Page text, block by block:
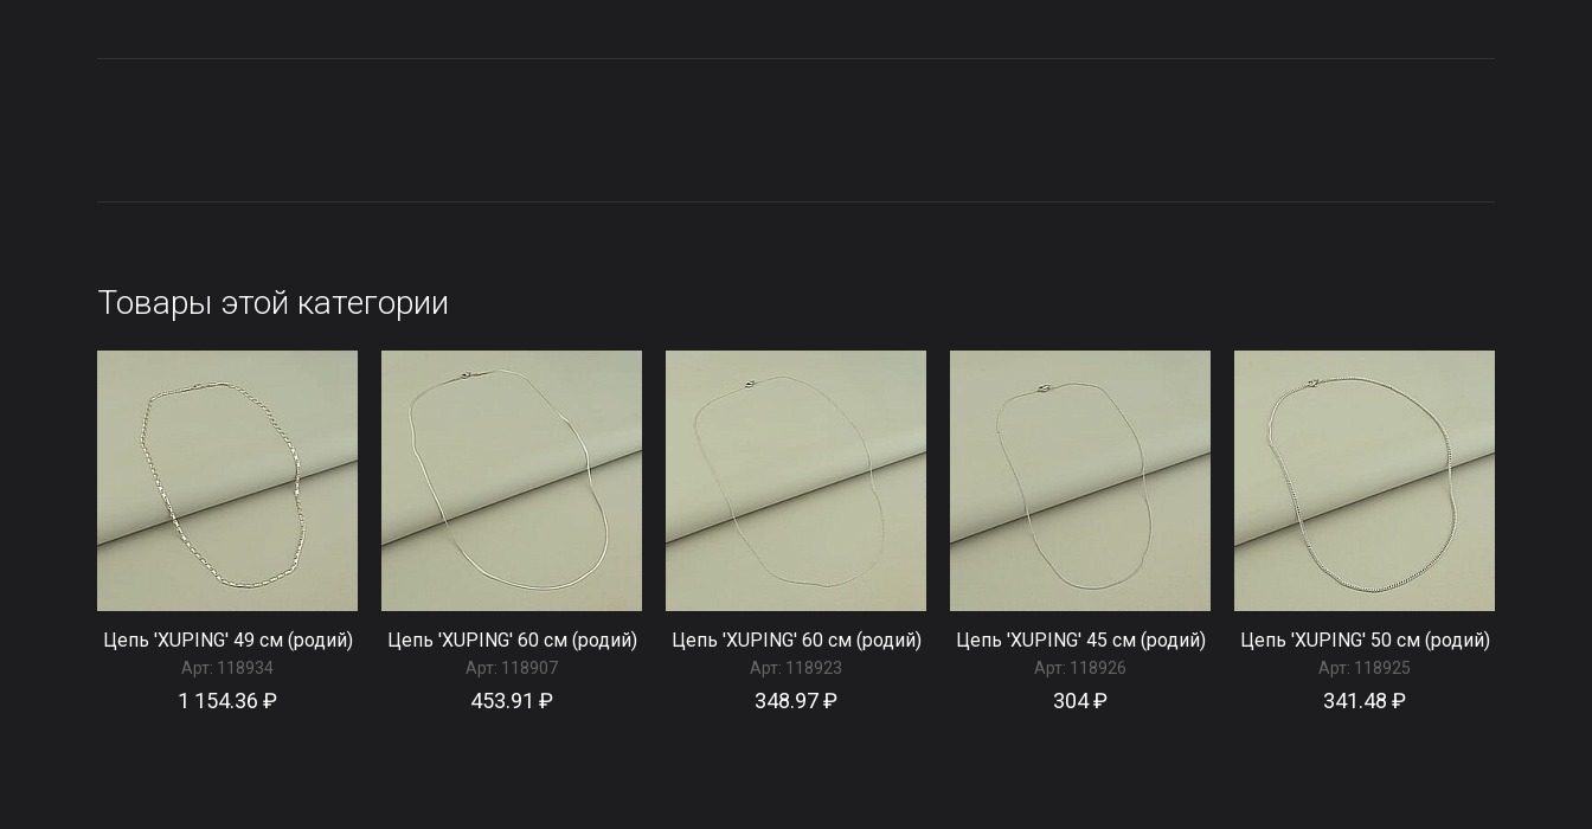
Товары этой категории
Цепь 'XUPING' 49 см (родий)
Арт: 118934
1 154.36 ₽
Цепь 'XUPING' 60 см (родий)
Арт: 118907
453.91 ₽
Цепь 'XUPING' 60 см (родий)
Арт: 118923
348.97 ₽
Цепь 'XUPING' 45 см (родий)
Арт: 118926
304 ₽
Цепь 'XUPING' 50 см (родий)
Арт: 118925
341.48 ₽